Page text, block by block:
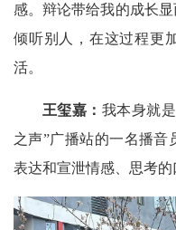
感。辩论带给我的成长显
倾听别人，在这过程更
活。
王玺嘉： 我本身就
之声”广播站的一名播音
表达和宣泄情感、思考的